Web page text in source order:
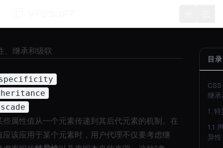
、继承和级联
些属性值从一个元素传递到其后代元素的机制。在
应该应用于某个元素时，用户代理不仅要考虑继
目录
继承
1.
1.1
异性